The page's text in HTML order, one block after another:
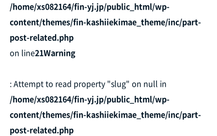
/home/xs082164/fin-yj.jp/public_html/wp-
content/themes/fin-kashiiekimae_theme/inc/part-
post-related.php
on line21Warning
: Attempt to read property "slug" on null in
/home/xs082164/fin-yj.jp/public_html/wp-
content/themes/fin-kashiiekimae_theme/inc/part-
post-related.php